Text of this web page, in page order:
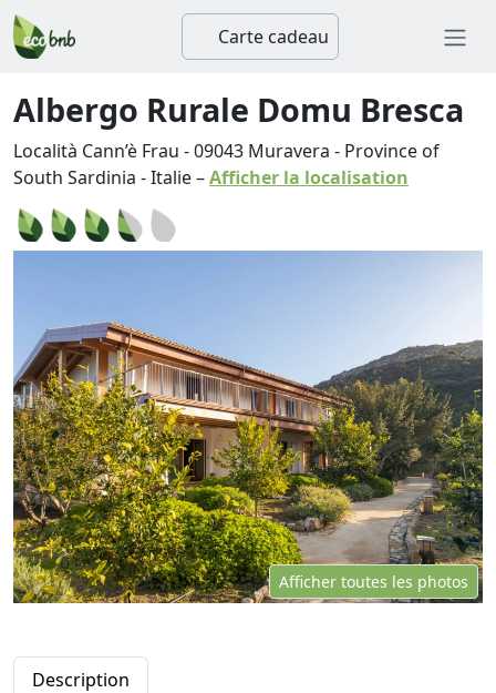
Carte cadeau
Albergo Rurale Domu Bresca
Località Cann’è Frau -09043 Muravera - Province of
South Sardinia -Italie–Afficher la localisation
Afficher toutes les photos
Description